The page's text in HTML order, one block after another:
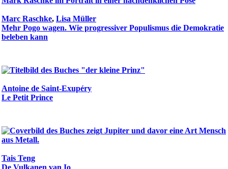
Marc Raschke, Lisa Müller
Mehr Pogo wagen. Wie progressiver Populismus die Demokratie
beleben kann
Antoine de Saint-Exupéry
Le Petit Prince
Tais Teng
De Vulkanen van Io